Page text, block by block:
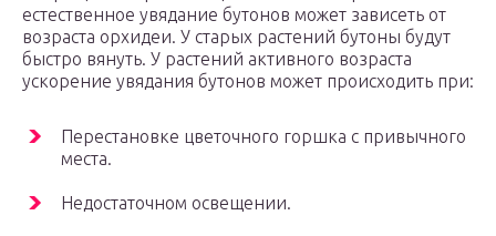
естественное увядание бутонов может зависеть от
возраста орхидеи. У старых растений бутоны будут
быстро вянуть. У растений активного возраста
ускорение увядания бутонов может происходить при:
Перестановке цветочного горшка с привычного
места.
Недостаточном освещении.